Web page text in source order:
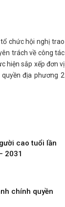
chức hội nghị trao
trách về công tác
hiện sắp xếp đơn vị
địa phương 2
cao tuổi lần
2031
chính quyền